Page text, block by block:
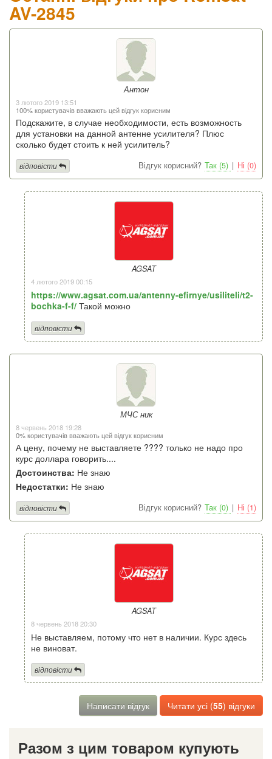
AV-2845
Антон
3 лютого 2019 13:51
100% користувачів вважають цей відгук корисним
Подскажите, в случае необходимости, есть возможность
для установки на данной антенне усилителя? Плюс
сколько будет стоить к ней усилитель?
Відгук корисний? Так (5) | Ні (0)
відповісти
AGSAT
4 лютого 2019 00:15
https://www.agsat.com.ua/antenny-efirnye/usiliteli/t2-
bochka-f-f/ Такой можно
відповісти
МЧС ник
8 червень 2018 19:28
0% користувачів вважають цей відгук корисним
А цену, почему не выставляете ???? только не надо про
курс доллара говорить....
Достоинства: Не знаю
Недостатки: Не знаю
Відгук корисний? Так (0) | Ні (1)
відповісти
AGSAT
8 червень 2018 20:30
Не выставляем, потому что нет в наличии. Курс здесь
не виноват.
відповісти
Написати відгук Читати усі (55) відгуки
Разом з цим товаром купують